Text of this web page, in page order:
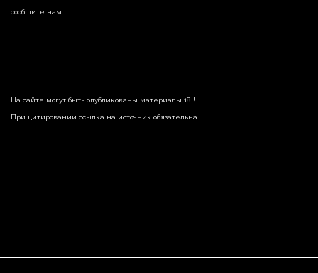
сообщите нам.
На сайте могут быть опубликованы материалы 18+!
При цитировании ссылка на источник обязательна.